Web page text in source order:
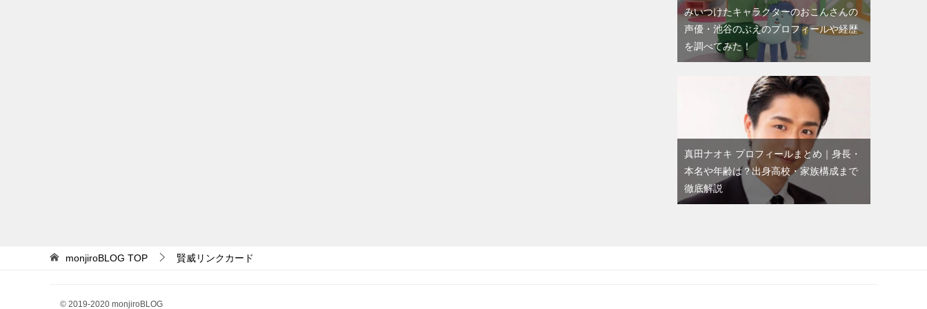
みいつけたキャラクターのおこんさんの
声優・池谷のぶえのプロフィールや経歴
を調べてみた！
真田ナオキ プロフィールまとめ｜身長・
本名や年齢は？出身高校・家族構成まで
徹底解説
monjiroBLOG TOP 賢威リンクカード
© 2019-2020 monjiroBLOG